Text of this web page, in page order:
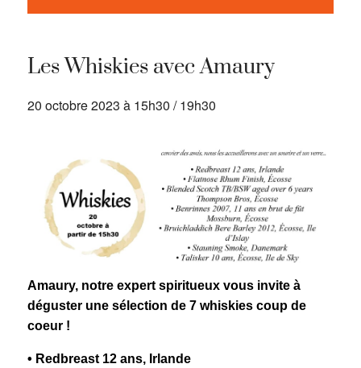
Les Whiskies avec Amaury
20 octobre 2023 à 15h30 /19h30
Amaury, notre expert spiritueux vous invite à
déguster une sélection de 7 whiskies coup de
coeur !
• Redbreast 12 ans, Irlande